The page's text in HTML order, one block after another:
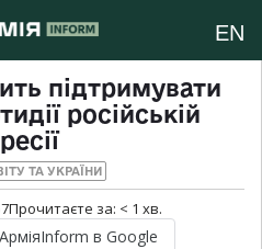
EN
підтримувати
російській
ТА УКРАЇНИ
Прочитаєте за: < 1 хв.
в Google